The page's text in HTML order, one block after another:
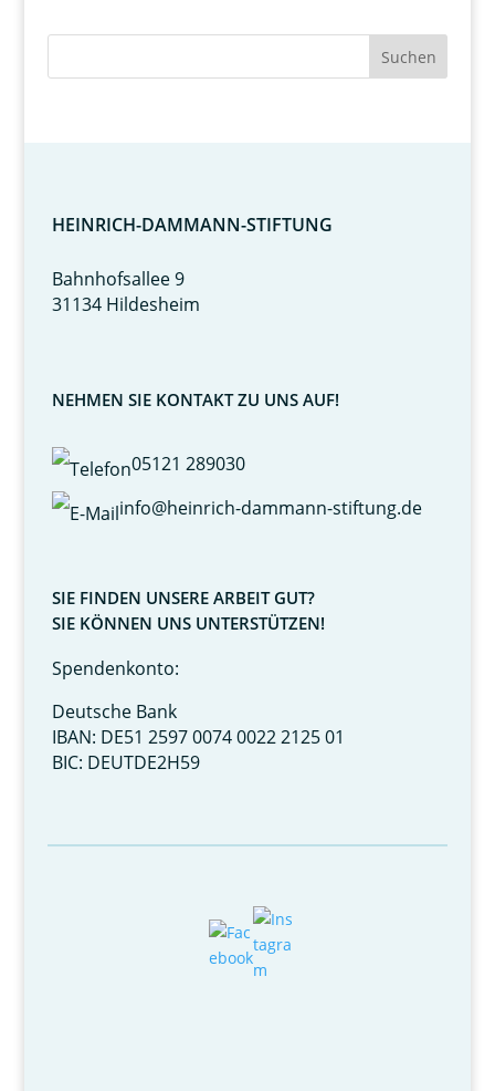
HEINRICH-DAMMANN-STIFTUNG
Bahnhofsallee 9
31134 Hildesheim
NEHMEN SIE KONTAKT ZU UNS AUF!
05121 289030
info@heinrich-dammann-stiftung.de
SIE FINDEN UNSERE ARBEIT GUT?
SIE KÖNNEN UNS UNTERSTÜTZEN!
Spendenkonto:
Deutsche Bank
IBAN: DE51 2597 0074 0022 2125 01
BIC: DEUTDE2H59